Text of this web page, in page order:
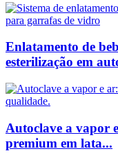
Enlatamento de
esterilização em
Autoclave a vapor
premium em lata...